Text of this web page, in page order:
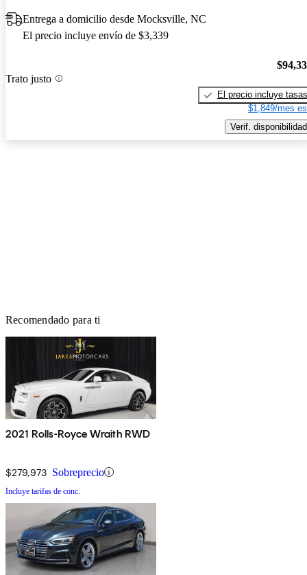
Entrega a domicilio desde Mocksville, NC
El precio incluye envío de $3,339
Trato justo
El precio incluye tasas
$1,849/mes
Verif. disponibilidad
Recomendado para ti
2021 Rolls-Royce Wraith RWD
$279,973 Sobreprecio
Incluye tarifas de conc.